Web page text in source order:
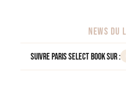
NEWS DU
Suivre Paris Select Book sur :